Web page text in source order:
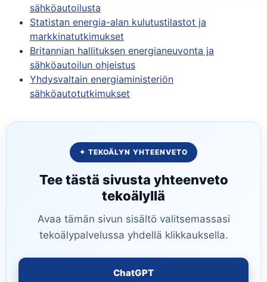
sähköautoilusta
Statistan energia-alan kulutustilastot ja
markkinatutkimukset
Britannian hallituksen energianeuvonta ja
sähköautoilun ohjeistus
Yhdysvaltain energiaministeriön
sähköautotutkimukset
✦ TEKOÄLYN YHTEENVETO
Tee tästä sivusta yhteenveto
tekoälyllä
Avaa tämän sivun sisältö valitsemassasi
tekoälypalvelussa yhdellä klikkauksella.
ChatGPT